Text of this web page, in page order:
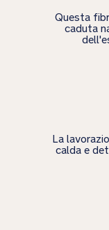
Questa
caduta
La
calda e